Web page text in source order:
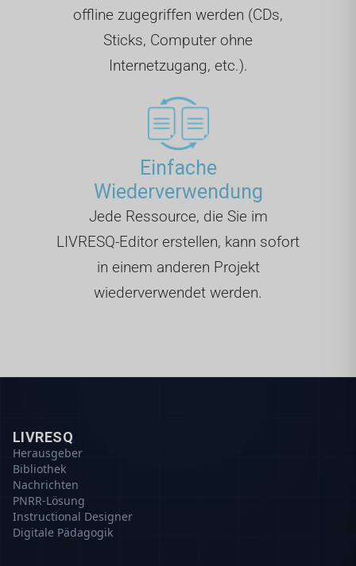
offline zugegriffen werden (CDs,
Sticks, Computer ohne
Internetzugang, etc.).
Einfache
Wiederverwendung
Jede Ressource, die Sie im
LIVRESQ-Editor erstellen, kann sofort
in einem anderen Projekt
wiederverwendet werden.
LIVRESQ
Herausgeber
Bibliothek
Nachrichten
PNRR-Lösung
Instructional Designer
Digitale Pädagogik